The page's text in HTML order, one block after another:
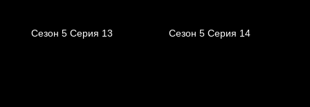
Сезон 5 Серия 13 Сезон 5 Серия 14